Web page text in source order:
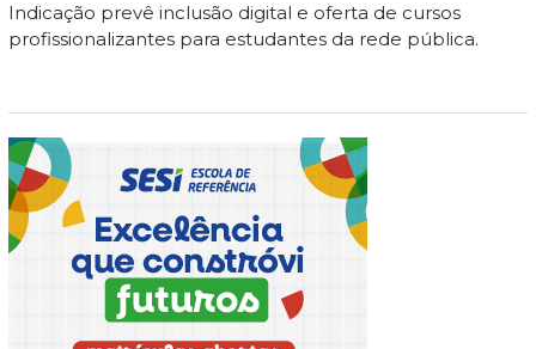
Indicação prevê inclusão digital e oferta de cursos
profissionalizantes para estudantes da rede pública.